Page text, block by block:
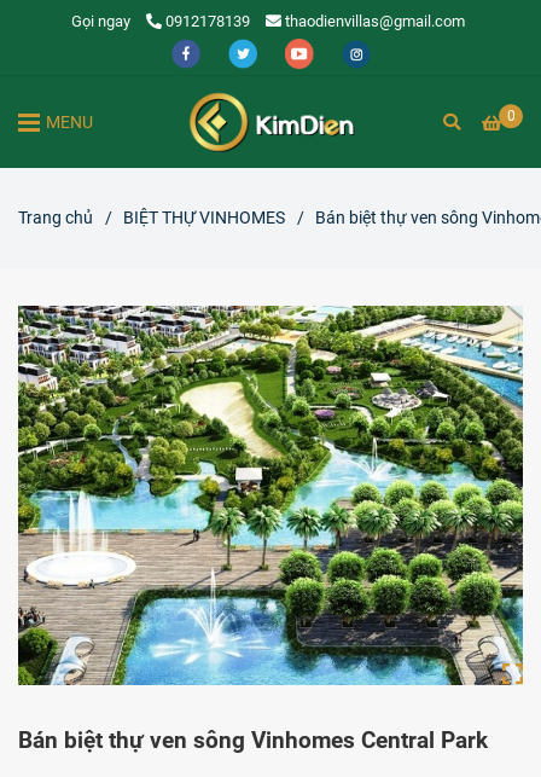
Gọi ngay 0912178139 thaodienvillas@gmail.com
0
MENU
Trang chủ / BIỆT THỰ VINHOMES / Bán biệt thự ven sông
Bán biệt thự ven sông Vinhomes Central Park